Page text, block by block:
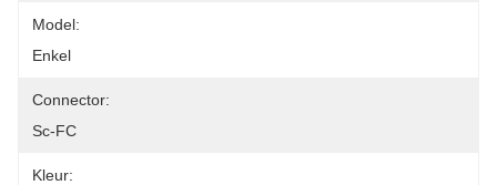
Model:
Enkel
Connector:
Sc-FC
Kleur: